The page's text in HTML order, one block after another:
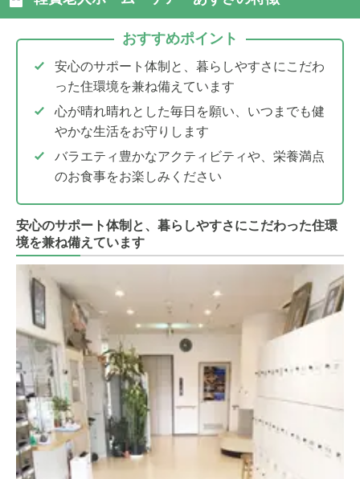
おすすめポイント
安心のサポート体制と、暮らしやすさにこだわ
った住環境を兼ね備えています
心が晴れ晴れとした毎日を願い、いつまでも健
やかな生活をお守りします
バラエティ豊かなアクティビティや、栄養満点
のお食事をお楽しみください
安心のサポート体制と、暮らしやすさにこだわった住環
境を兼ね備えています